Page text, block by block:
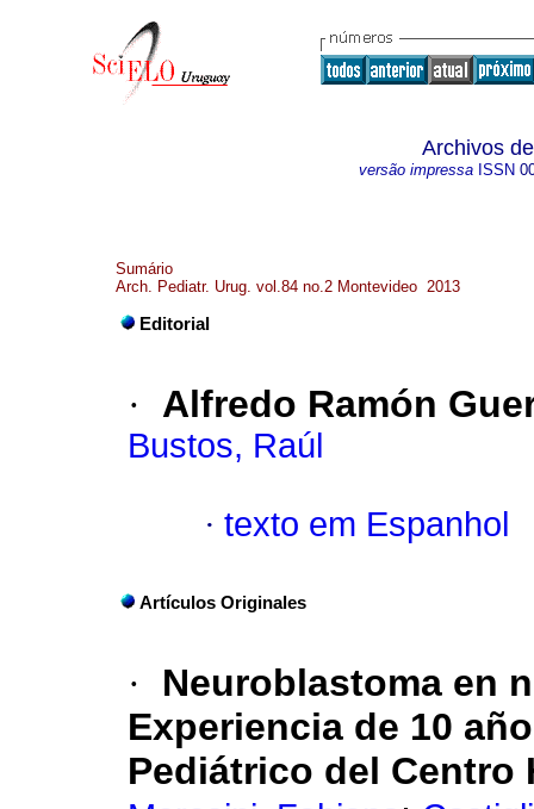
Archivos
versão impressa ISSN
Sumário
Arch. Pediatr. Urug. vol.84 no.2 Montevideo 2013
Editorial
· Alfredo Ramón
Bustos, Raúl
· texto em Espanhol
Artículos Originales
·
Neuroblastoma en
Experiencia de 10
Pediátrico del Centro